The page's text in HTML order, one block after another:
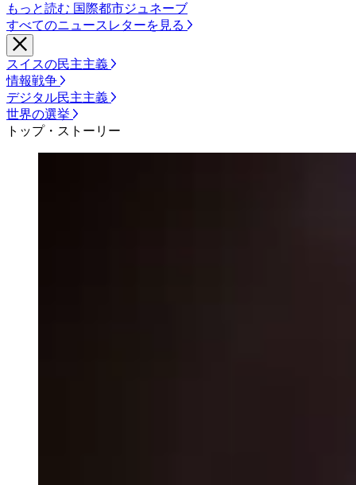
もっと読む 国際都市ジュネーブ
すべてのニュースレターを見る
スイスの民主主義
情報戦争
デジタル民主主義
世界の選挙
トップ・ストーリー